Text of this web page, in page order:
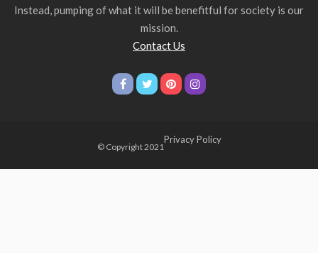
Instead, pumping of what it will be benefitful for society is our
mission.
Contact Us
© Copyright 2021
Privacy Policy